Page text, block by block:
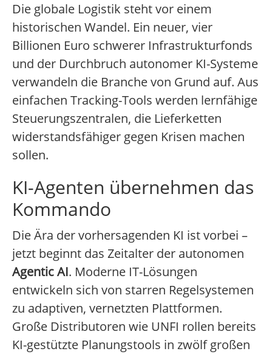
Die globale Logistik steht vor einem
historischen Wandel. Ein neuer, vier
Billionen Euro schwerer Infrastrukturfonds
und der Durchbruch autonomer KI-Systeme
verwandeln die Branche von Grund auf. Aus
einfachen Tracking-Tools werden lernfähige
Steuerungszentralen, die Lieferketten
widerstandsfähiger gegen Krisen machen
sollen.
KI-Agenten übernehmen das
Kommando
Die Ära der vorhersagenden KI ist vorbei –
jetzt beginnt das Zeitalter der autonomen
Agentic AI. Moderne IT-Lösungen
entwickeln sich von starren Regelsystemen
zu adaptiven, vernetzten Plattformen.
Große Distributoren wie UNFI rollen bereits
KI-gestützte Planungstools in zwölf großen